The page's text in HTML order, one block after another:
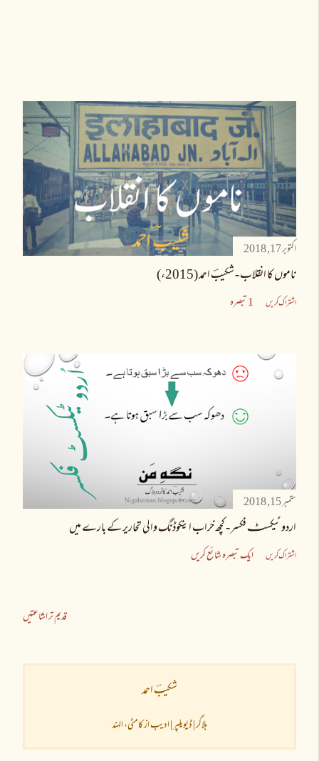
اکتوبر 17, 2018
ناموں کا انقلاب - شکیبؔ احمد (2015ء)
اشتراک کریں 1 تبصرہ
ستمبر 15, 2018
اردو ٹیکسٹـ فکسر - کچھ خراب اینکوڈنگ والی تحاریر کے بارے میں
اشتراک کریں ایک تبصرہ شائع کریں
قدیم تر اشاعتیں
شکیبؔ احمد
بلاگر | ڈیویلپر | ادیب از کامٹی، الہند